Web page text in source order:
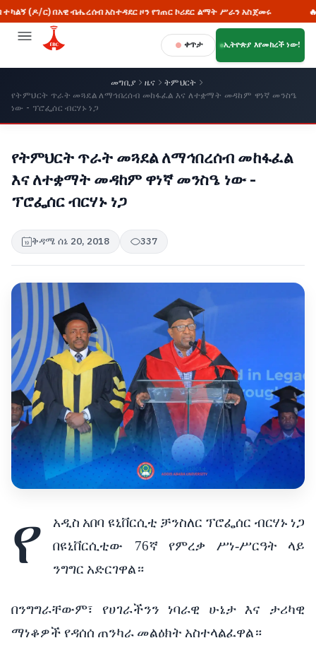
ብሔረሰብ አስተዳደር ዞን የገጠር ኮሪደር ልማት ሥራን አስጀመሩ 🔥 ብፁዕ ወቅዱስ
ቀጥታ ኢትዮጵያ እየመከረች ነው!
መግቢያ ዜና
ትምህርት
የትምህርት ጥራት መጓደል ለማኅበረሰብ መከፋፈል እና ለተቋማት መዳከም ዋነኛ መንስዔ
ነው - ፕሮፌሰር ብርሃኑ ነጋ
የትምህርት ጥራት መጓደል ለማኅበረሰብ መከፋፈል
እና ለተቋማት መዳከም ዋነኛ መንስዔ ነው -
ፕሮፌሰር ብርሃኑ ነጋ
ቅዳሜ ሰኔ 20, 2018 337
የ አዲስ አበባ ዩኒቨርሲቲ ቻንስለር ፕሮፌሰር ብርሃኑ ነጋ
በዩኒቨርሲቲው 76ኛ የምረቃ ሥነ-ሥርዓት
ላይ
ንግግር አድርገዋል።
በንግግራቸውም፣ የሀገራችንን ነባራዊ ሁኔታ እና
ታሪካዊ
ማነቆዎች የዳሰሰ ጠንካራ መልዕክት አስተላልፈዋል።